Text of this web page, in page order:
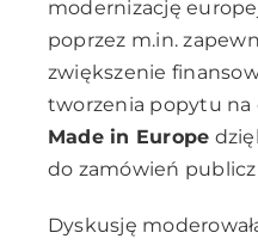
modernizację
poprzez m.in.
zwiększenie
tworzenia popytu
Made in Europe
do zamówień
Dyskusję